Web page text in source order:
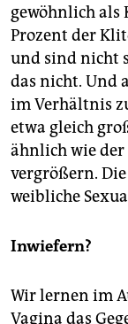
gewöhnlich als
Prozent der
und sind nicht
das nicht. Und
im Verhältnis
etwa gleich
ähnlich wie der
vergrößern.
weibliche
Inwiefern?
Wir lernen im
Vagina das